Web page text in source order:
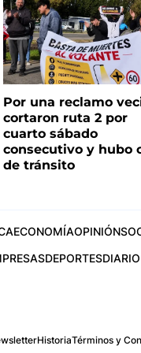
Por una reclamo
cortaron ruta 2 por
cuarto sábado
consecutivo y hubo
de tránsito
ECONOMÍAOPINIÓN
DEPORTES
HistoriaTérminos y